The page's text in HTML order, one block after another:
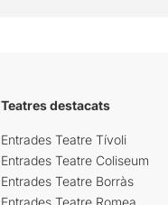
Teatres destacats
Entrades Teatre Tívoli
Entrades Teatre Coliseum
Entrades Teatre Borràs
Entrades Teatre Romea